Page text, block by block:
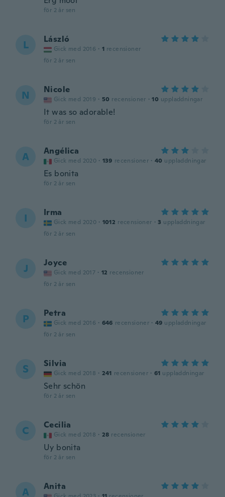
för 2 år sen
L László
Gick med 2016 · 1 recensioner
för 2 år sen
N Nicole
Gick med 2019 · 50 recensioner · 10 uppladdningar
It was so adorable!
för 2 år sen
A Angélica
Gick med 2020 · 139 recensioner · 40 uppladdningar
Es bonita
för 2 år sen
I Irma
Gick med 2020 · 1012 recensioner · 3 uppladdningar
för 2 år sen
J Joyce
Gick med 2017 · 12 recensioner
för 2 år sen
P Petra
Gick med 2016 · 646 recensioner · 49 uppladdningar
för 2 år sen
S Silvia
Gick med 2018 · 241 recensioner · 61 uppladdningar
Sehr schön
för 2 år sen
C Cecilia
Gick med 2018 · 28 recensioner
Uy bonita
för 2 år sen
A Anita